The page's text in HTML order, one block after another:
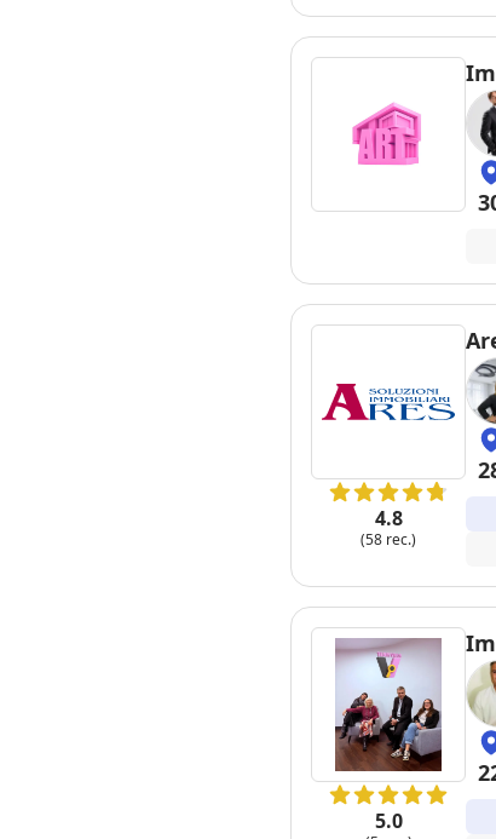
4.8
(58 rec.)
5.0